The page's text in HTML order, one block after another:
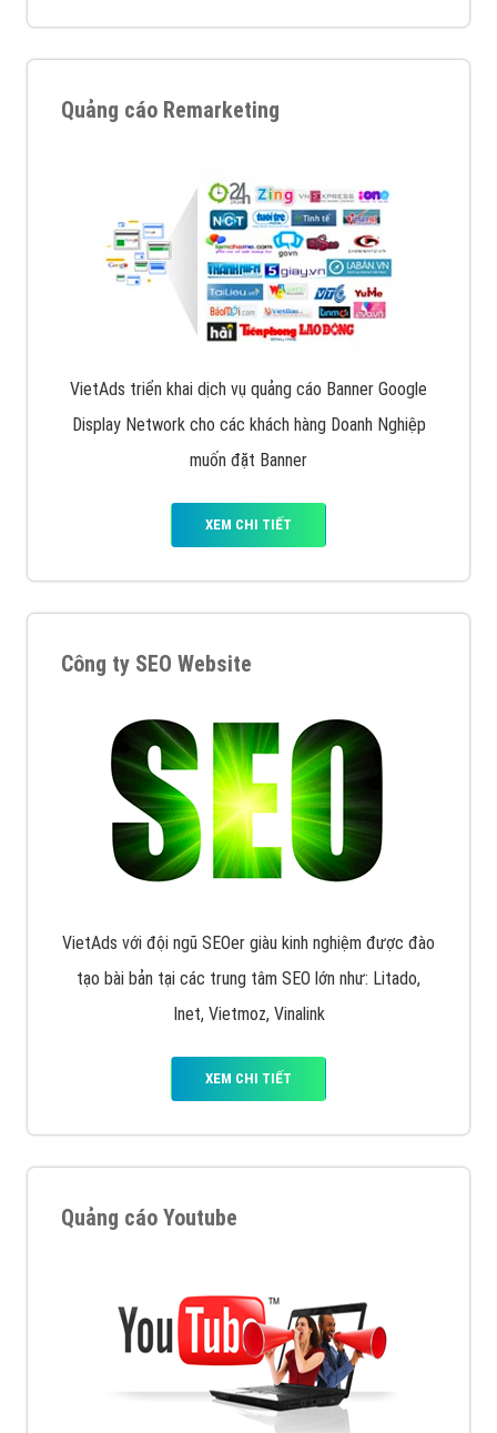
Quảng cáo Remarketing
VietAds triển khai dịch vụ quảng cáo Banner Google
Display Network cho các khách hàng Doanh Nghiệp
muốn đặt Banner
XEM CHI TIẾT
Công ty SEO Website
VietAds với đội ngũ SEOer giàu kinh nghiệm được đào
tạo bài bản tại các trung tâm SEO lớn như: Litado,
Inet, Vietmoz, Vinalink
XEM CHI TIẾT
Quảng cáo Youtube